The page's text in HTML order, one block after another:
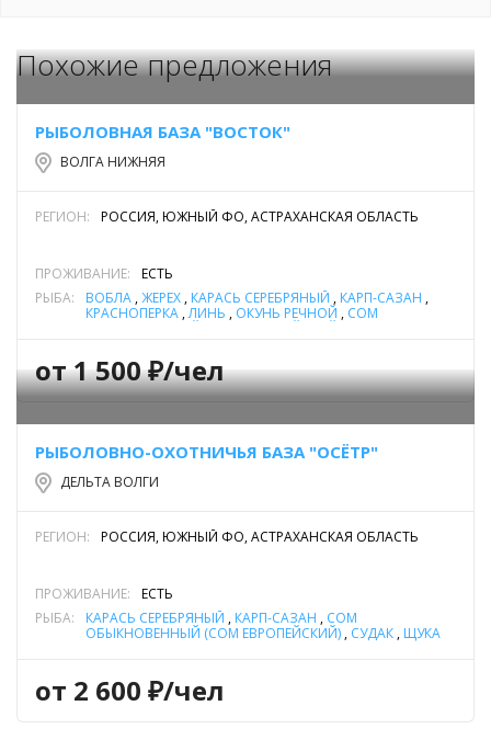
Похожие предложения
РЫБОЛОВНАЯ БАЗА "ВОСТОК"
ВОЛГА НИЖНЯЯ
РЕГИОН: РОССИЯ, ЮЖНЫЙ ФО, АСТРАХАНСКАЯ ОБЛАСТЬ
ПРОЖИВАНИЕ:
ЕСТЬ
РЫБА:
ВОБЛА ,ЖЕРЕХ , КАРАСЬ СЕРЕБРЯНЫЙ , КАРП-САЗАН ,
КРАСНОПЕРКА ,ЛИНЬ , ОКУНЬ РЕЧНОЙ , СОМ
от 1 500 ₽/чел
РЫБОЛОВНО-ОХОТНИЧЬЯ БАЗА "ОСЁТР"
ДЕЛЬТА ВОЛГИ
РЕГИОН: РОССИЯ, ЮЖНЫЙ ФО, АСТРАХАНСКАЯ ОБЛАСТЬ
ПРОЖИВАНИЕ:
ЕСТЬ
РЫБА:
КАРАСЬ СЕРЕБРЯНЫЙ , КАРП-САЗАН , СОМ
ОБЫКНОВЕННЫЙ (СОМ ЕВРОПЕЙСКИЙ) , СУДАК , ЩУКА
от 2 600 ₽/чел